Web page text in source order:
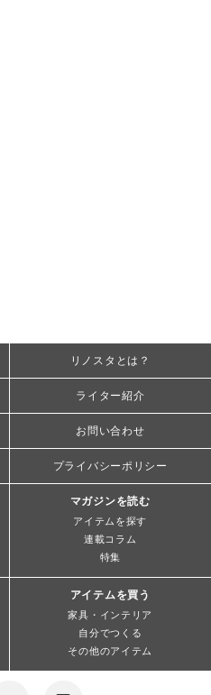
リノスタとは？
ライター紹介
お問い合わせ
プライバシーポリシー
マガジンを読む
アイテムを探す
連載コラム
特集
アイテムを買う
家具・インテリア
自分でつくる
その他のアイテム